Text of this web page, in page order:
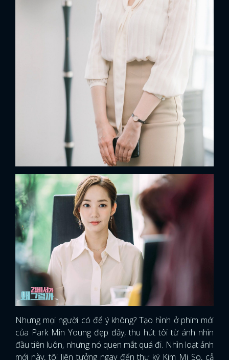
Nhưng mọi người có để ý không? Tạo hình ở phim mới
của Park Min Young đẹp đấy, thu hút tôi từ ánh nhìn
đầu tiên luôn, nhưng nó quen mắt quá đi. Nhìn loạt ảnh
mới này, tôi liên tưởng ngay đến thư ký Kim Mi So, cả